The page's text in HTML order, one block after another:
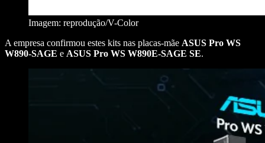
Imagem: reprodução/V-Color
A empresa confirmou estes kits nas placas-mãe ASUS Pro WS
W890-SAGE e ASUS Pro WS W890E-SAGE SE.